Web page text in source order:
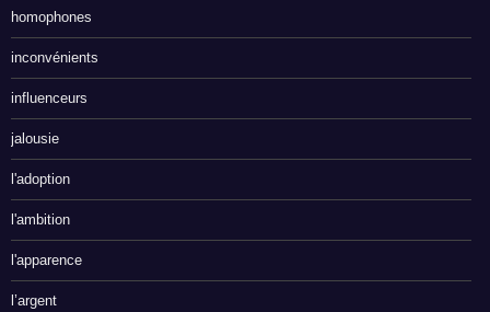
homophones
inconvénients
influenceurs
jalousie
l'adoption
l'ambition
l'apparence
l’argent